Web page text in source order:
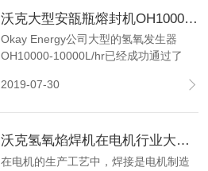
沃克大型安瓿瓶熔封机OH10000，成功通过4*24小时连续工作试验!
Okay Energy公司大型的氢氧发生器
OH10000-10000L/hr已经成功通过了
试，包括电解系统、气体和电压压力稳
系统试验等。
2019-07-30
沃克氢氧焰焊机在电机行业大显神威,取代铜线碰焊机获好评如潮！
在电机的生产工艺中，焊接是电机制造